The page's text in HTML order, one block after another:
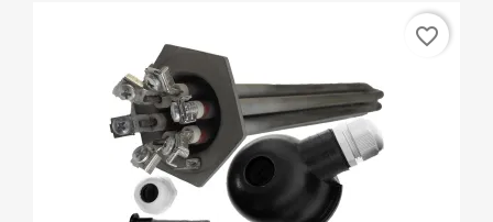
favorite_border